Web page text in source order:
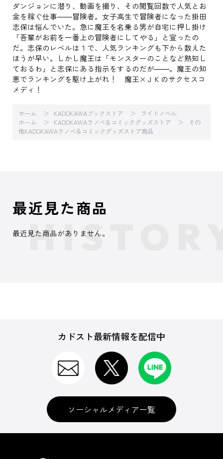
ダンジョンに潜り、動画を撮り、その閲覧回数で人気とお
金を稼ぐ仕事――冒険者。女子高生で冒険者になった掛田
志保は悩んでいた。急に魔王を名乗る男が自宅に押し掛け
「吾輩がお前を一番上の冒険者にしてやる」と宣ったの
だ。志保のレベルは１で、人気ランキングも下から数えた
ほうが早い。しかし魔王は「モンスターのことなど熟知し
ておるわ」と志保にある指示をするのだが――。魔王の知
恵でランキングを駆け上がれ！ 魔王×ＪＫのサクセスコ
メディ！
ホーム KADOKAWAブックストア
ライトノベル
ホーム
KADOKAWAラノベ＆コミックグッズストア
その
他KADOKAWAラノベ＆コミックグッズストア商品
最近見た商品
最近見た商品がありません。
カドスト最新情報を配信中
ソーシャルメディア一覧